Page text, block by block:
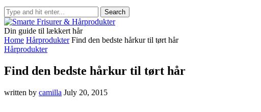
Din guide til lækkert hår
Home Hårprodukter Find den bedste hårkur til tørt hår
Hårprodukter
Find den bedste hårkur til tørt hår
written by camilla July 20, 2015